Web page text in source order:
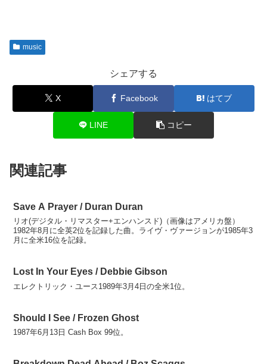
music
シェアする
X Facebook はてブ
LINE コピー
関連記事
Save A Prayer / Duran Duran
リオ(デジタル・リマスター+エンハンスド)（画像はアメリカ盤）
1982年8月に全英2位を記録した曲。ライヴ・ヴァージョンが1985年3
月に全米16位を記録。
Lost In Your Eyes / Debbie Gibson
エレクトリック・ユース1989年3月4日の全米1位。
Should I See / Frozen Ghost
1987年6月13日 Cash Box 99位。